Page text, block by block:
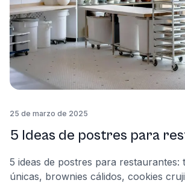
25 de marzo de 2025
5 Ideas de postres para
5 ideas de postres para restaurantes:
únicas, brownies cálidos, cookies